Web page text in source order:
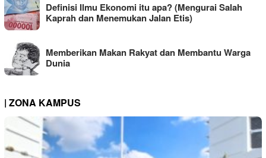
Definisi Ilmu Ekonomi itu apa? (Mengurai Salah
Kaprah dan Menemukan Jalan Etis)
Memberikan Makan Rakyat dan Membantu Warga
Dunia
| ZONA KAMPUS